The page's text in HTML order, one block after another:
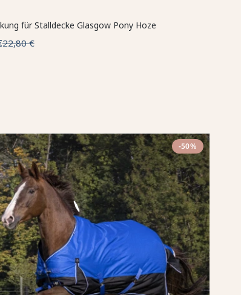
für Stalldecke Glasgow Pony Hoze
22,80 €
-50%